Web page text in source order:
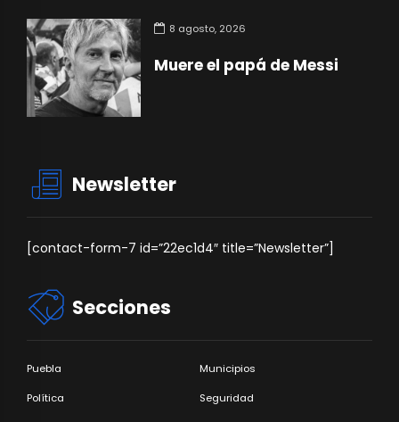
8 agosto, 2026
Muere el papá de Messi
Newsletter
[contact-form-7 id=”22ec1d4″ title=”Newsletter”]
Secciones
Puebla Municipios
Política Seguridad